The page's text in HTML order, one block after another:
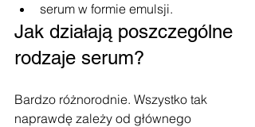
serum w formie emulsji.
Jak działają poszczególne
rodzaje serum?
Bardzo różnorodnie. Wszystko tak
naprawdę zależy od głównego